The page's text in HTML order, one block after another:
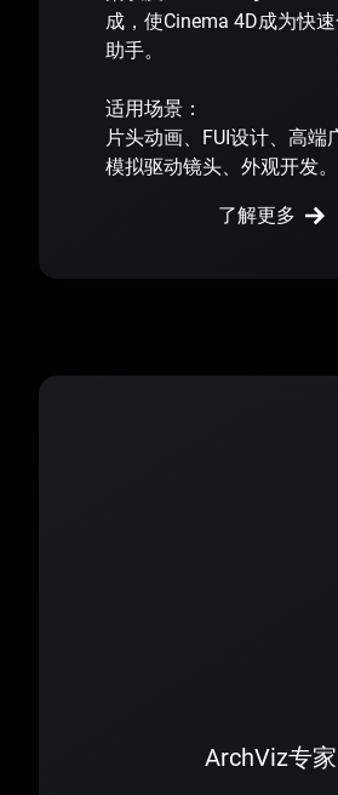
成，使Cinema 4D成为快
助手。
适用场景：
片头动画、FUI设计、高端
模拟驱动镜头、外观开发。
了解更多
ArchViz专家